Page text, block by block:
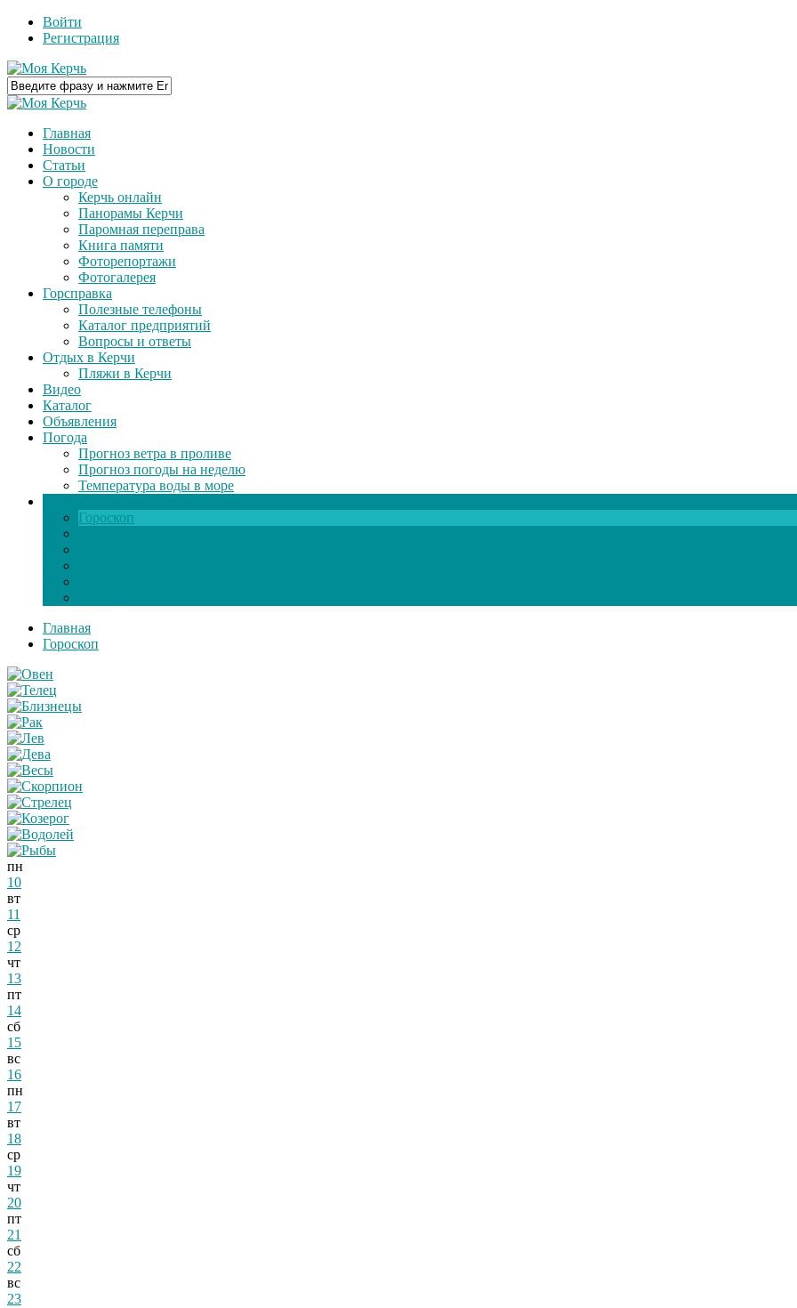
Войти
Регистрация
Главная
Новости
Статьи
О городе
Керчь онлайн
Панорамы Керчи
Паромная переправа
Книга памяти
Фоторепортажи
Фотогалерея
Горсправка
Полезные телефоны
Каталог предприятий
Вопросы и ответы
Отдых в Керчи
Пляжи в Керчи
Видео
Каталог
Объявления
Погода
Прогноз ветра в проливе
Прогноз погоды на неделю
Температура воды в море
Гороскоп
Главная
Гороскоп
пн
10
вт
11
ср
12
чт
13
пт
14
сб
15
вс
16
пн
17
вт
18
ср
19
чт
20
пт
21
сб
22
вс
23